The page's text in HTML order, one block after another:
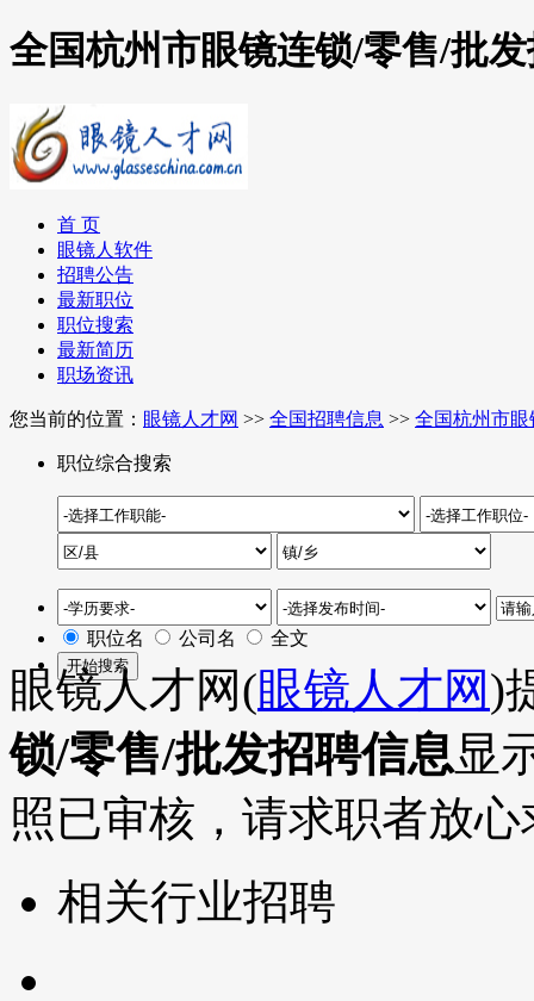
全国杭州市眼镜连锁/零售/批
首 页
眼镜人软件
招聘公告
最新职位
职位搜索
最新简历
职场资讯
您当前的位置： 眼镜人才网 >> 全国招聘信息 >> 全国杭州市
职位综合搜索
职位名 公司名 全文
眼镜人才网(眼镜人才网)
锁/零售/批发招聘信息显
照已审核，请求职者放
相关行业招聘